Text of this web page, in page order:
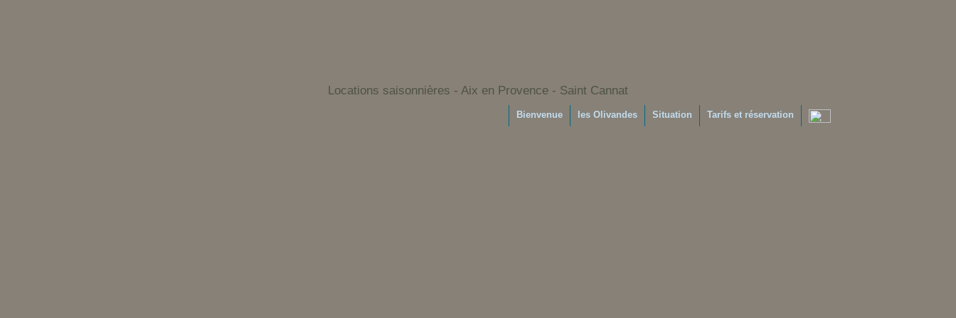
Locations saisonnières - Aix en Provence - Saint Cannat
Tarifs et réservation
Situation
les Olivandes
Bienvenue